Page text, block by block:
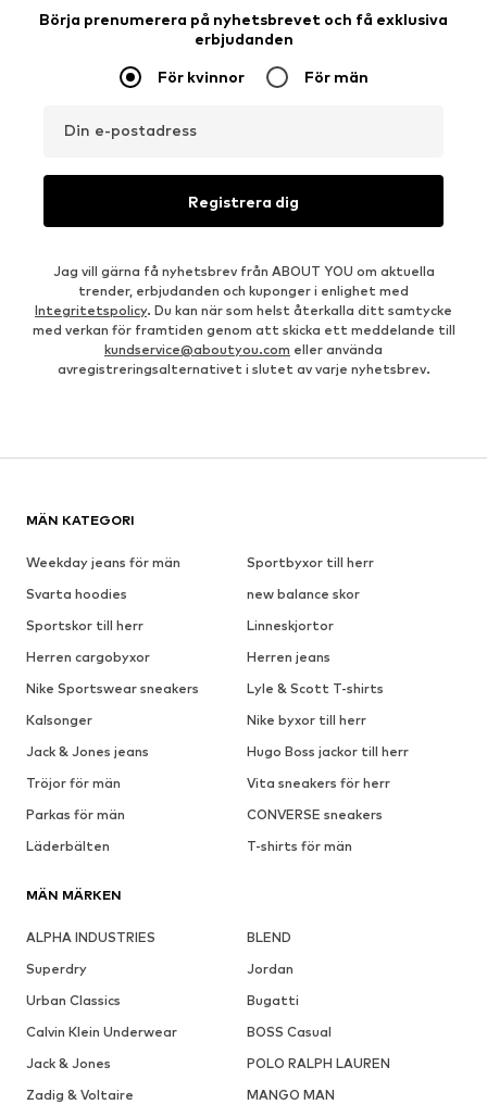
Börja prenumerera på nyhetsbrevet och få exklusiva
erbjudanden
För kvinnor För män
Din e-postadress
Registrera dig
Jag vill gärna få nyhetsbrev från ABOUT YOU om aktuella
trender, erbjudanden och kuponger i enlighet med
Integritetspolicy. Du kan när som helst återkalla ditt samtycke
med verkan för framtiden genom att skicka ett meddelande till
kundservice@aboutyou.com eller använda
avregistreringsalternativet i slutet av varje nyhetsbrev.
MÄN KATEGORI
Weekday jeans för män
Sportbyxor till herr
Svarta hoodies
new balance skor
Sportskor till herr
Linneskjortor
Herren cargobyxor
Herren jeans
Nike Sportswear sneakers
Lyle & Scott T-shirts
Kalsonger
Nike byxor till herr
Jack & Jones jeans
Hugo Boss jackor till herr
Tröjor för män
Vita sneakers för herr
Parkas för män
CONVERSE sneakers
Läderbälten
T-shirts för män
MÄN MÄRKEN
ALPHA INDUSTRIES
BLEND
Superdry
Jordan
Urban Classics
Bugatti
Calvin Klein Underwear
BOSS Casual
Jack & Jones
POLO RALPH LAUREN
Zadig & Voltaire
MANGO MAN